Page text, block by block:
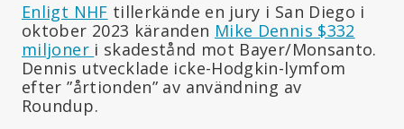
Enligt NHF tillerkände en jury i San Diego i
oktober 2023 käranden Mike Dennis $332
miljoner i skadestånd mot Bayer/Monsanto.
Dennis utvecklade icke-Hodgkin-lymfom
efter ”årtionden” av användning av
Roundup.